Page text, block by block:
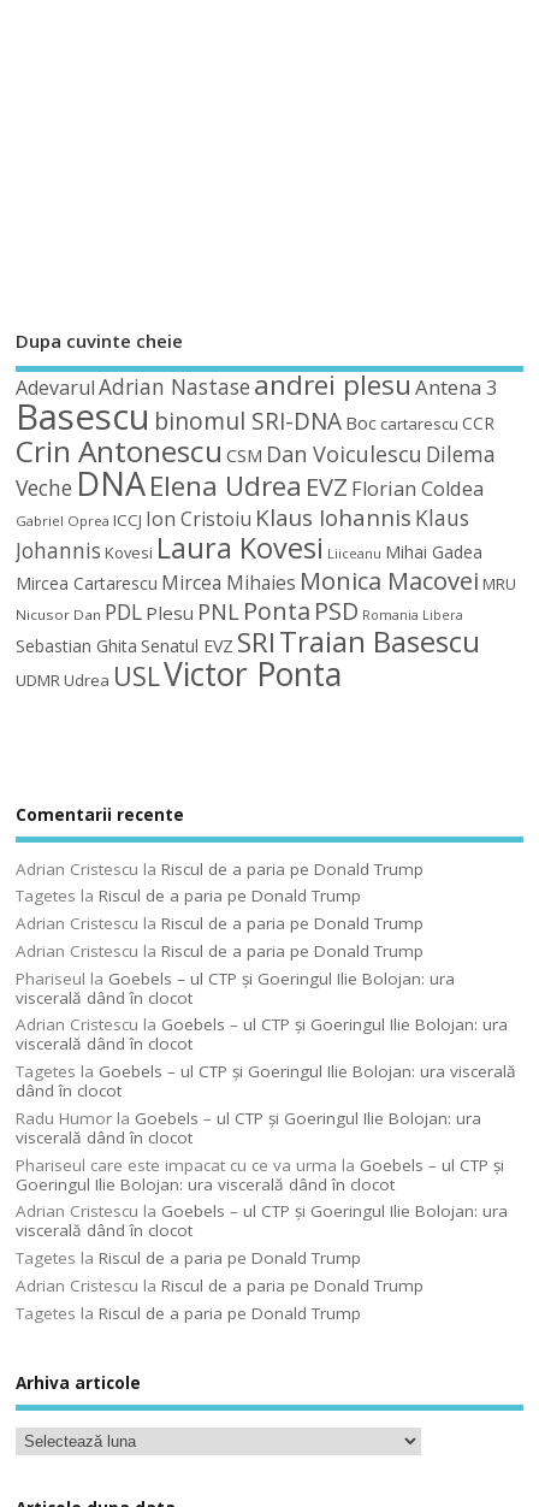
Dupa cuvinte cheie
Adevarul Adrian Nastaseandrei plesuAntena 3
Basescu binomul SRI-DNA Boc cartarescu CCR
Crin Antonescu CSM Dan Voiculescu Dilema
Veche DNAElena Udrea EVZ Florian Coldea
Gabriel Oprea ICCJ Ion Cristoiu Klaus Iohannis Klaus
Johannis Kovesi Laura Kovesi Liiceanu Mihai Gadea
Mircea Cartarescu Mircea Mihaies Monica Macovei MRU
Nicusor Dan PDL Plesu PNL Ponta PSD Romania Libera
Sebastian Ghita Senatul EVZ SRITraian Basescu
UDMRUdrea USLVictor Ponta
Comentarii recente
Adrian Cristescu laRiscul de a paria pe Donald Trump
Tagetes laRiscul de a paria pe Donald Trump
Adrian Cristescu laRiscul de a paria pe Donald Trump
Adrian Cristescu laRiscul de a paria pe Donald Trump
Phariseul la Goebels – ul CTP şi Goeringul Ilie Bolojan: ura
viscerală dând în clocot
Adrian Cristescu la Goebels – ul CTP şi Goeringul Ilie Bolojan: ura
viscerală dând în clocot
Tagetes la Goebels – ul CTP şi Goeringul Ilie Bolojan: ura viscerală
dând în clocot
Radu Humor la Goebels – ul CTP şi Goeringul Ilie Bolojan: ura
viscerală dând în clocot
Phariseul care este impacat cu ce va urma la Goebels – ul CTP şi
Goeringul Ilie Bolojan: ura viscerală dând în clocot
Adrian Cristescu la Goebels – ul CTP şi Goeringul Ilie Bolojan: ura
viscerală dând în clocot
Tagetes laRiscul de a paria pe Donald Trump
Adrian Cristescu laRiscul de a paria pe Donald Trump
Tagetes laRiscul de a paria pe Donald Trump
Arhiva articole